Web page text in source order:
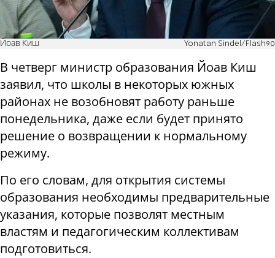
Йоав Киш Yonatan Sindel/Flash90
В четверг министр образования Йоав Киш
заявил, что школы в некоторых южных
районах не возобновят работу раньше
понедельника, даже если будет принято
решение о возвращении к нормальному
режиму.
По его словам, для открытия системы
образования необходимы предварительные
указания, которые позволят местным
властям и педагогическим коллективам
подготовиться.